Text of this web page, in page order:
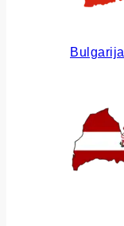
Bulgarija